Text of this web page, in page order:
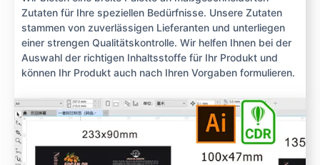
Zutaten für Ihre speziellen Bedürfnisse. Unsere Zutaten
stammen von zuverlässigen Lieferanten und unterliegen
einer strengen Qualitätskontrolle. Wir helfen Ihnen bei der
Auswahl der richtigen Inhaltsstoffe für Ihr Produkt und
können Ihr Produkt auch nach Ihren Vorgaben formulieren.